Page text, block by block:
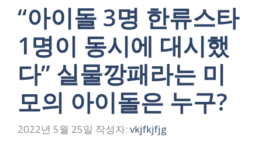
“아이돌 3명 한류스타
1명이 동시에 대시했
다” 실물깡패라는 미
모의 아이돌은 누구?
2022년 5월 25일 작성자: vkjfkjfjg